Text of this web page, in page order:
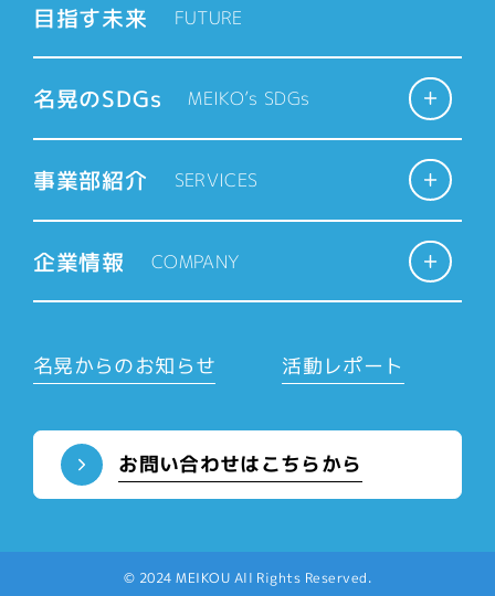
のため
個人を特定できない範囲において
の当社サービスに関する統計情報の
更の通知のため
4.個人情報の第三者提供
に第三者に提供することはいたしま
せん。
な育成の推進のために特に必要があ
る場合であって、利用者本人の承諾
たはその委託を受けた者が法令の定
目指す未来 FUTURE
名晃のSDGs MEIKO’s SDGs
事業部紹介 SERVICES
企業情報 COMPANY
名晃からのお知らせ 活動レポート
お問い合わせはこちらから
© 2024 MEIKOU All Rights Reserved.